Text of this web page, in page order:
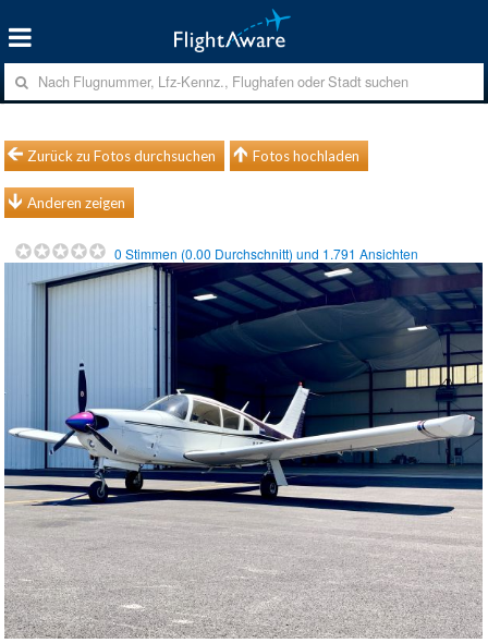
Zurück zu Fotos durchsuchen Fotos hochladen
Anderen zeigen
0 Stimmen (0.00 Durchschnitt) und 1.791 Ansichten